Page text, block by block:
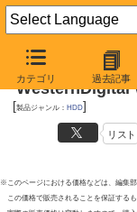
カテゴリ 過去記事
2010年5月22日号
WesternDigital
[製品ジャンル： HDD]
リスト
※このページにおける価格などは、編集
この価格で販売されることを保証するも